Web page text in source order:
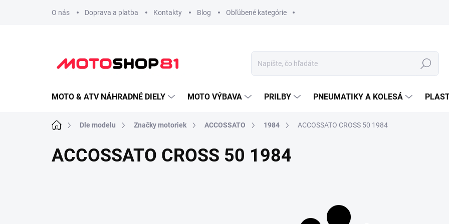
O nás Doprava a platba Kontakty Blog Obľúbené kategórie
Hľadať
MOTO & ATV NÁHRADNÉ DIELY MOTO VÝBAVA PRILBY PNEUMATIKY A KOLESÁ
DomovDle modelu Značky motoriek ACCOSSATO 1984 ACCOSSATO CROSS 50 1984
ACCOSSATO CROSS 50 1984